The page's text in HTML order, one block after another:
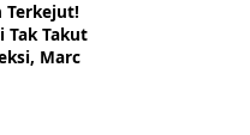
Terkejut!
Tak Takut
Marc